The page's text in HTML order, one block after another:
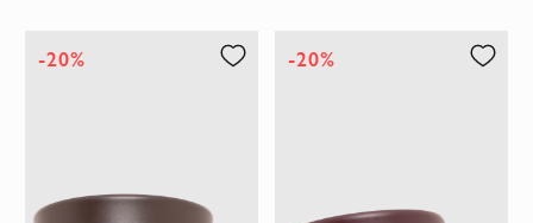
-20% -20%